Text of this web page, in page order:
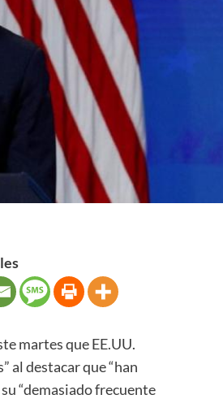
martes que EE.UU.
al destacar que “han
“demasiado frecuente